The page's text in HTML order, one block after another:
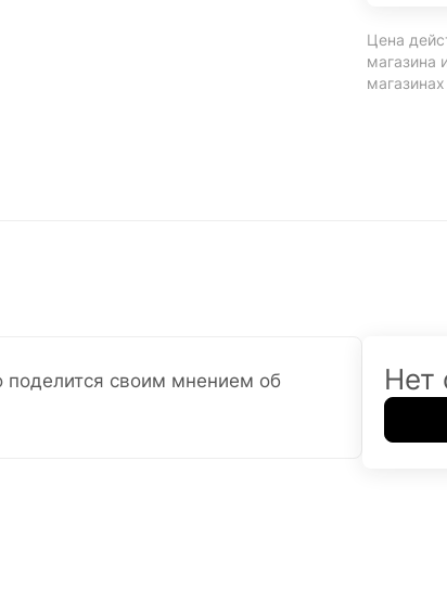
Цена
магазина
магазинах
поделится своим мнением об
Нет